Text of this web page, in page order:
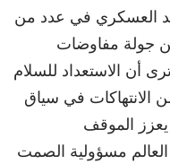
العسكري في عدد من
جولة مفاوضات
أن الاستعداد للسلام
الانتهاكات في سياق
الموقف
مسؤولية الصمت